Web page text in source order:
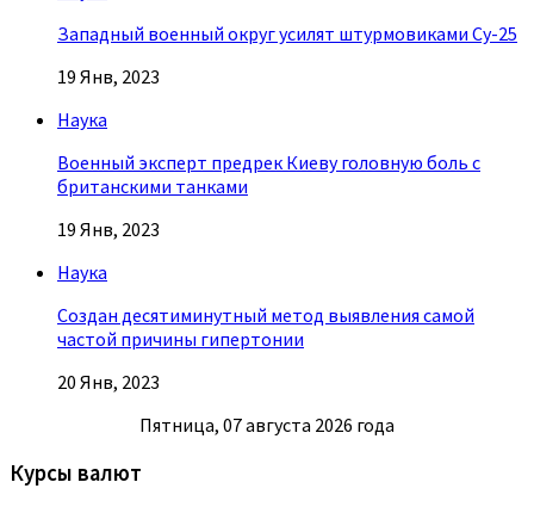
Западный военный округ усилят штурмовиками Су-25
19 Янв, 2023
Наука
Военный эксперт предрек Киеву головную боль с
британскими танками
19 Янв, 2023
Наука
Создан десятиминутный метод выявления самой
частой причины гипертонии
20 Янв, 2023
Пятница, 07 августа 2026 года
Курсы валют